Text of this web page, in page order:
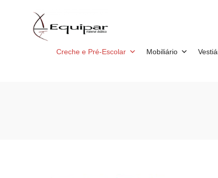
Creche e Pré-Escolar Mobiliário